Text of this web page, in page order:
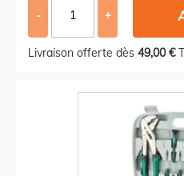
- +
Livraison offerte dès 49,00 €